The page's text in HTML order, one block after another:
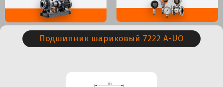
Подшипник шариковый 7222 A-UO